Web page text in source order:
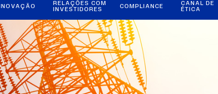
INOVAÇÃO
RELAÇÕES COM
INVESTIDORES
COMPLIANCE
CANAL DE
ÉTICA